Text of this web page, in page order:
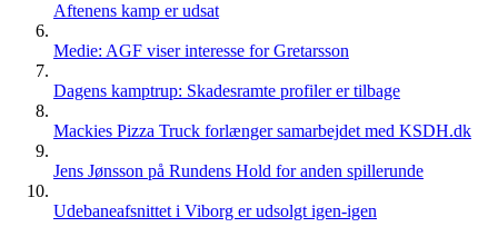
Aftenens kamp er udsat
Medie: AGF viser interesse for Gretarsson
Dagens kamptrup: Skadesramte profiler er tilbage
Mackies Pizza Truck forlænger samarbejdet med KSDH.dk
Jens Jønsson på Rundens Hold for anden spillerunde
Udebaneafsnittet i Viborg er udsolgt igen-igen